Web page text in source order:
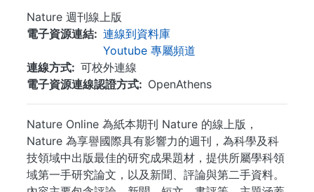
Nature 週刊線上版
電子資源連結
連線到資料庫
Youtube 專屬頻道
連線方式
可校外連線
電子資源連線認證方式
OpenAthens
Nature Online 為紙本期刊 Nature 的線上版，
Nature 為享譽國際具有影響力的週刊，為科學及科
技領域中出版最佳的研究成果題材，提供所屬學科領
域第一手研究論文，以及新聞、評論與第二手資料。